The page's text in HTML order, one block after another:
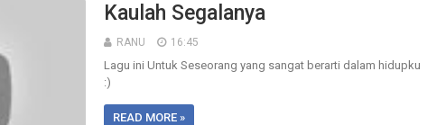
Kaulah Segalanya
RANU 16:45
Lagu ini Untuk Seseorang yang sangat berarti dalam hidupku
:)
READ MORE »